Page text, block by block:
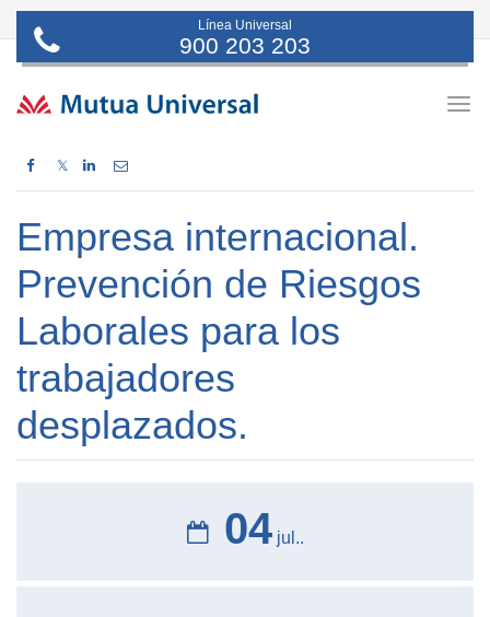
Línea Universal
900 203 203
𝕏
Empresa internacional.
Prevención de Riesgos
Laborales para los
trabajadores
desplazados.
04 jul..